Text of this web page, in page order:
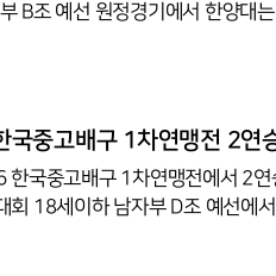
B조 예선 원정경기에서 한양대
가게 됐다.첫 세트에서 한양대는
운영하며 25-22로 세트 승리를
며 25-17로 경기를 마무리했다.
중고배구 1차연맹전 2연
국중고배구 1차연맹전에서 2연
회 18세이하 남자부 D조 예선에
조 선두에 올랐다. 천안고는 이